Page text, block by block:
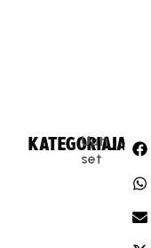
KATEGORIA:
Uuti
set
JAA: